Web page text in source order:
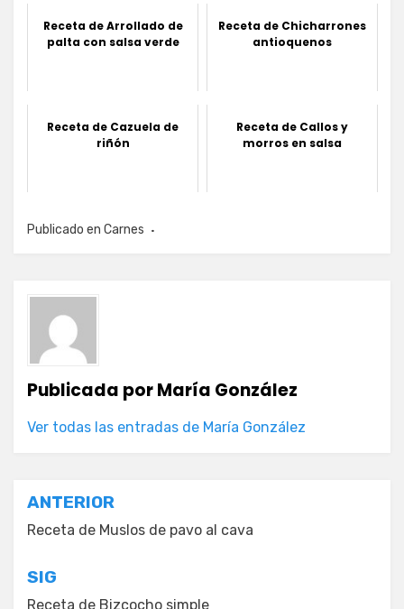
Receta de Arrollado de
palta con salsa verde
Receta de Chicharrones
antioquenos
Receta de Cazuela de
riñón
Receta de Callos y
morros en salsa
Publicado en Carnes
Publicada porMaría González
Ver todas las entradas de María González
Navegación
de
entradas
ANTERIOR
Receta de Muslos de pavo al cava
SIG
Receta de Bizcocho simple